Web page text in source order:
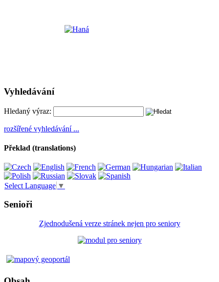
Vyhledávání
Hledaný výraz:
rozšířené vyhledávání ...
Překlad (translations)
Select Language ▼
Senioři
Zjednodušená verze stránek nejen pro seniory